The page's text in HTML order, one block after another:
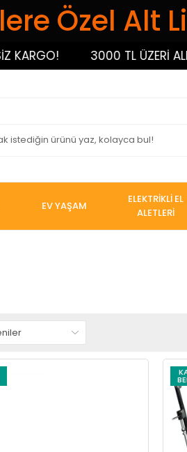
Özel Alt
3000 TL ÜZERİ
EV YAŞAM
ELEKTRİKLİ EL
ALETLERİ